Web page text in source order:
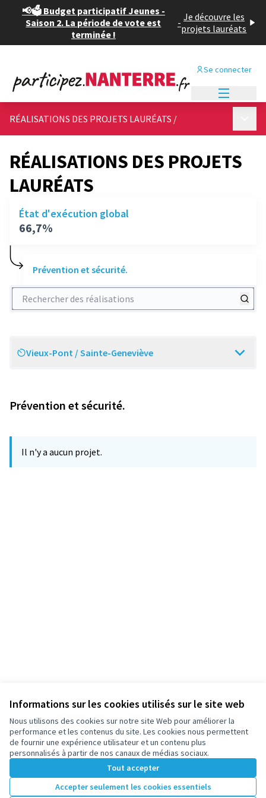
Informations sur les cookies utilisés sur le site web
Nous utilisons des cookies sur notre site Web pour améliorer la
performance et les contenus du site. Les cookies nous permettent
de fournir une expérience utilisateur et un contenu plus
personnalisés à partir de nos canaux de médias sociaux.
Tout accepter
Accepter seulement les cookies essentiels
📢🗳️ Budget participatif Jeunes -
Saison 2. La période de vote est
terminée !
- Je découvre les
projets lauréats
Se connecter
RÉALISATIONS DES PROJETS LAURÉATS /
RÉALISATIONS DES PROJETS
LAURÉATS
État d'exécution global
66,7%
Prévention et sécurité.
Rechercher des réalisations
Scope
Vieux-Pont / Sainte-Geneviève
Prévention et sécurité.
Il n'y a aucun projet.